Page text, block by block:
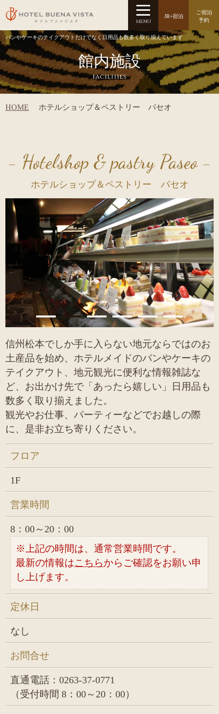
パンやケーキのテイクアウトだけでなく日用品も数多く取り揃えています
館内施設
facilities
HOME ホテルショップ＆ペストリー パセオ
- Hotelshop & pastry Paseo -
ホテルショップ＆ペストリー パセオ
信州松本でしか手に入らない地元ならではのお
土産品を始め、ホテルメイドのパンやケーキの
テイクアウト、地元観光に便利な情報雑誌な
ど、お出かけ先で「あったら嬉しい」日用品も
数多く取り揃えました。
観光やお仕事、パーティーなどでお越しの際
に、是非お立ち寄りください。
フロア
1F
営業時間
8：00～20：00
※上記の時間は、通常営業時間です。
最新の情報はこちらからご確認をお願い申
し上げます。
定休日
なし
お問合せ
直通電話：0263-37-0771
（受付時間8：00～20：00）
MENU
JR+宿泊
ご宿泊
予約